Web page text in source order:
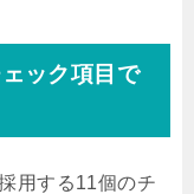
ック項目で
用する11個のチ